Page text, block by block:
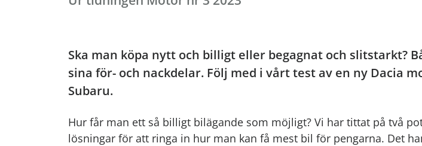
Ska man köpa nytt och billigt eller begagnat och slitstarkt?
sina för- och nackdelar. Följ med i vårt test av en ny Dacia
Subaru.
Hur får man ett så billigt bilägande som möjligt? Vi har tittat på två
lösningar för att ringa in hur man kan få mest bil för pengarna. Det